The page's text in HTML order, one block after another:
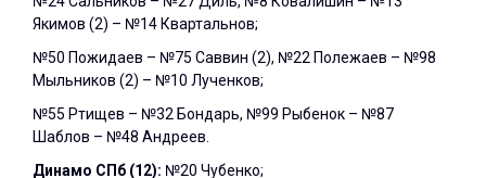
Якимов (2) – №14 Квартальнов;
№50 Пожидаев – №75 Саввин (2), №22 Полежаев – №98
Мыльников (2) – №10 Лученков;
№55 Ртищев – №32 Бондарь, №99 Рыбенок – №87
Шаблов – №48 Андреев.
Динамо СПб (12): №20 Чубенко;